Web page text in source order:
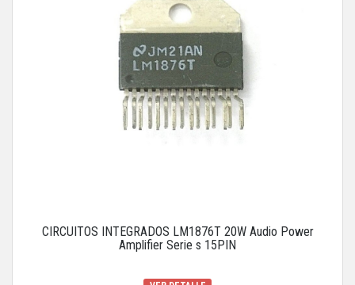
CIRCUITOS INTEGRADOS LM1876T 20W Audio Power
Amplifier Serie s 15PIN